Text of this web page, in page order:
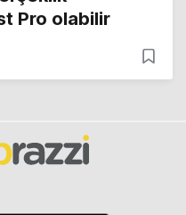
Pro olabilir